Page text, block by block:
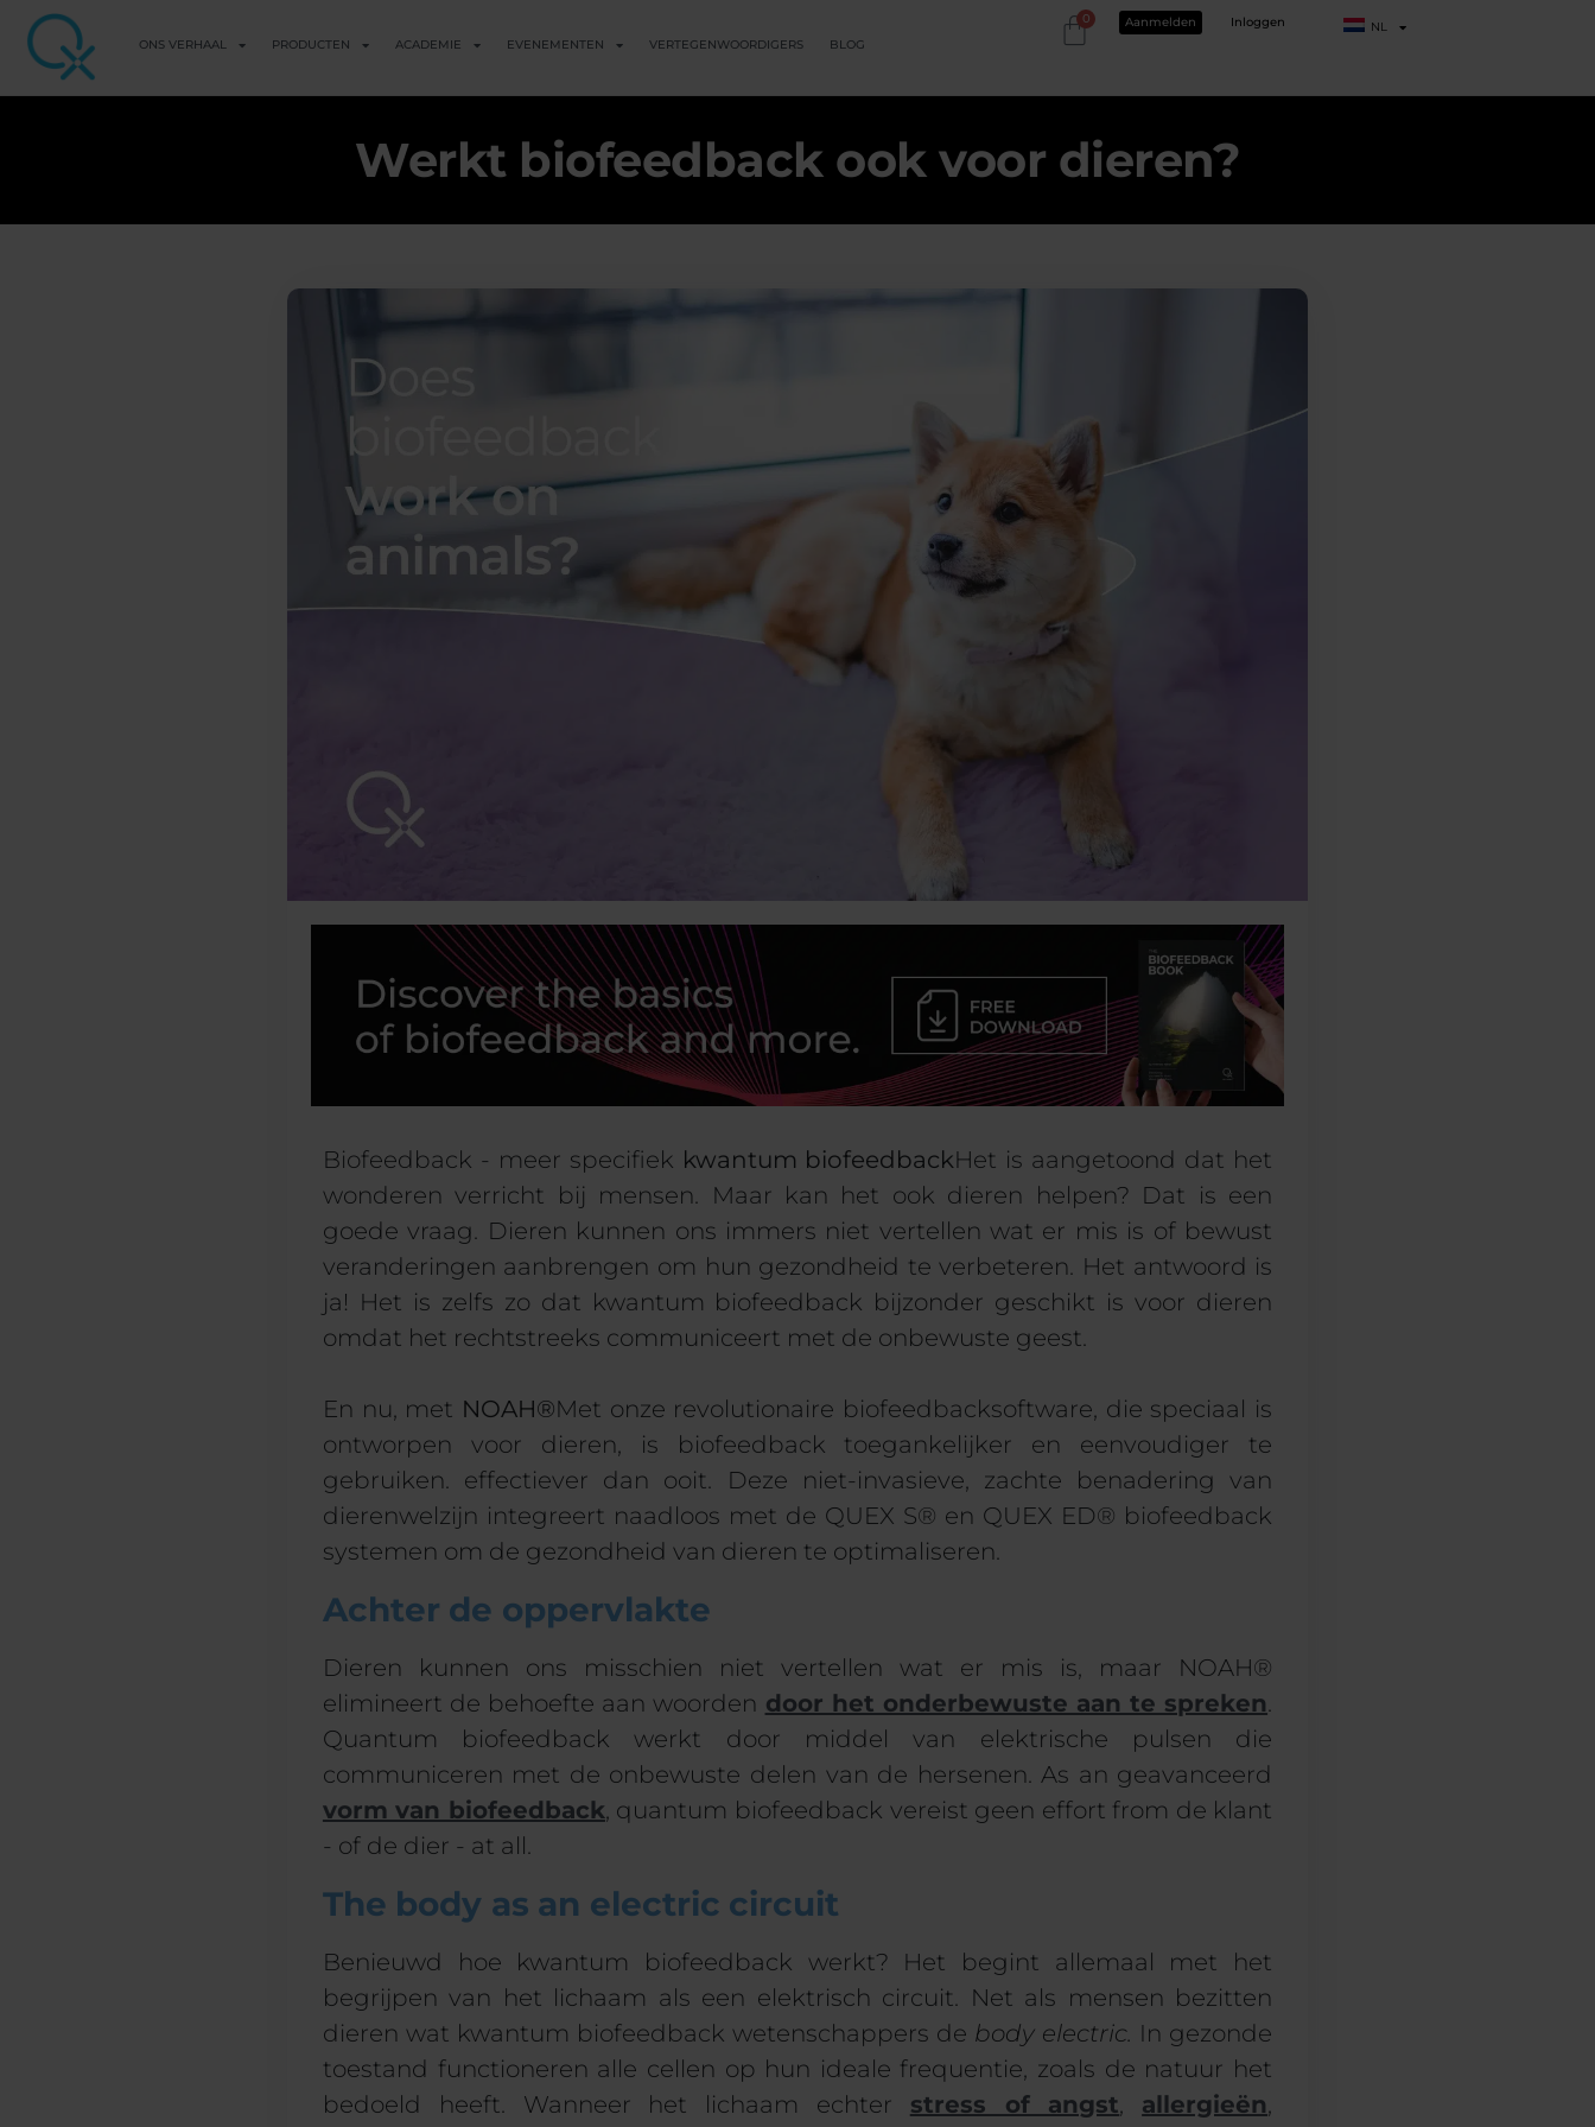
ONS VERHAAL PRODUCTEN ACADEMIE EVENEMENTEN VERTEGENWOORDIGERS BLOG
0 Aanmelden Inloggen NL
Werkt biofeedback ook voor dieren?
Biofeedback - meer specifiek kwantum biofeedbackHet is aangetoond dat het
wonderen verricht bij mensen. Maar kan het ook dieren helpen? Dat is een
goede vraag. Dieren kunnen ons immers niet vertellen wat er mis is of bewust
veranderingen aanbrengen om hun gezondheid te verbeteren. Het antwoord is
ja! Het is zelfs zo dat kwantum biofeedback bijzonder geschikt is voor dieren
omdat het rechtstreeks communiceert met de onbewuste geest.
En nu, met NOAH®Met onze revolutionaire biofeedbacksoftware, die speciaal is
ontworpen voor dieren, is biofeedback toegankelijker en eenvoudiger te
gebruiken. effectiever dan ooit.
Deze niet-invasieve, zachte benadering van
dierenwelzijn integreert naadloos met de QUEX S® en QUEX ED® biofeedback
systemen om de gezondheid van dieren te optimaliseren.
Achter de oppervlakte
Dieren kunnen ons misschien niet vertellen wat er mis is, maar NOAH®
elimineert de behoefte aan woorden door het onderbewuste aan te spreken.
Quantum biofeedback werkt door middel van elektrische pulsen die
communiceren met de onbewuste delen van de hersenen.As an geavanceerd
vorm van biofeedback, q uantum biofeedback vereist geen effort from de klant
- ofde dier - at all.
The body as an electric circuit
Benieuwd hoe kwantum biofeedback werkt? Het begint allemaal met het
begrijpen van het lichaam als een elektrisch circuit. Net als mensen bezitten
dieren wat kwantum biofeedback wetenschappers de body electric. In gezonde
toestand functioneren alle cellen op hun ideale frequentie, zoals de natuur het
bedoeld heeft. Wanneer het lichaam echter stress of angst, allergieën,